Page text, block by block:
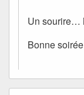
Un sourire…
Bonne